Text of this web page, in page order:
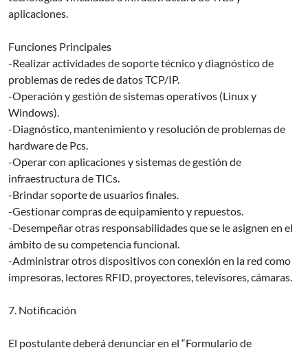
aplicaciones.
Funciones Principales
-Realizar actividades de soporte técnico y diagnóstico de
problemas de redes de datos TCP/IP.
-Operación y gestión de sistemas operativos (Linux y
Windows).
-Diagnóstico, mantenimiento y resolución de problemas de
hardware de Pcs.
-Operar con aplicaciones y sistemas de gestión de
infraestructura de TICs.
-Brindar soporte de usuarios finales.
-Gestionar compras de equipamiento y repuestos.
-Desempeñar otras responsabilidades que se le asignen en el
ámbito de su competencia funcional.
-Administrar otros dispositivos con conexión en la red como
impresoras, lectores RFID, proyectores, televisores, cámaras.
7. Notificación
El postulante deberá denunciar en el “Formulario de